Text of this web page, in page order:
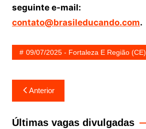
seguinte e-mail:
contato@brasileducando.com.
09/07/2025 - Fortaleza E Região (CE)
Navegação
de
Post
Anterior
Últimas vagas divulgadas